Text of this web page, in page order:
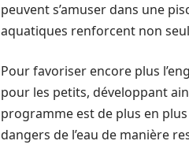
peuvent s’amuser dans une
aquatiques renforcent non
Pour favoriser encore plus
pour les petits, développant
programme est de plus en
dangers de l’eau de manière